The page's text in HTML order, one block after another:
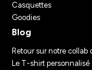
Casquettes
Goodies
Blog
Retour sur notre
Le T-shirt